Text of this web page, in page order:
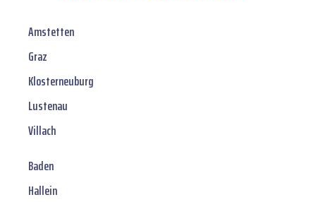
Amstetten
Graz
Klosterneuburg
Lustenau
Villach
Baden
Hallein